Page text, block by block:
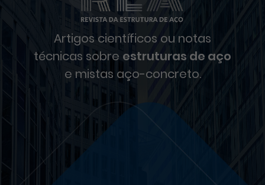
Artigos científicos ou notas
técnicas sobre estruturas de aço
e mistas aço-concreto.